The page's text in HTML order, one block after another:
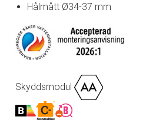
Hålmått Ø34-37 mm
Skyddsmodul